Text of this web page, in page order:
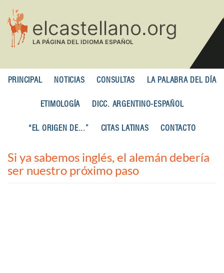
contenido
principal
PRINCIPAL NOTICIAS CONSULTAS LA PALABRA DEL DÍA
ETIMOLOGÍA DICC. ARGENTINO-ESPAÑOL
“EL ORIGEN DE...” CITAS LATINAS CONTACTO
Si ya sabemos inglés, el alemán debería
ser nuestro próximo paso